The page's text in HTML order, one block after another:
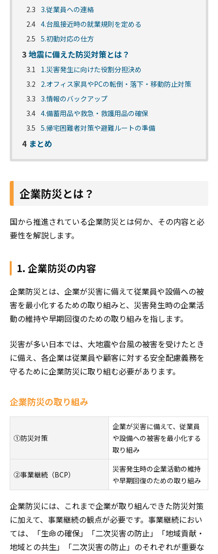
2.3 3.従業員への連絡
2.4 4.台風接近時の就業規則を定める
2.5 5.初動対応の仕方
3 地震に備えた防災対策とは？
3.1
1.災害発生に向けた役割分担決め
3.2
2.オフィス家具やPCの転倒・落下・移動防止対策
3.3 3.情報のバックアップ
3.4 4.備蓄用品や救急・救護用品の確保
3.5 5.帰宅困難者対策や避難ルートの準備
4 まとめ
企業防災とは？
国から推進されている企業防災とは何か、その内容と必
要性を解説します。
1. 企業防災の内容
企業防災とは、企業が災害に備えて従業員や設備への被
害を最小化するための取り組みと、災害発生時の企業活
動の維持や早期回復のための取り組みを指します。
災害が多い日本では、大地震や台風の被害を受けたとき
に備え、各企業は従業員や顧客に対する安全配慮義務を
守るために企業防災に取り組む必要があります。
企業防災の取り組み
①防災対策
企業が災害に備えて、従業員
や設備への被害を最小化する
取り組み
②事業継続（BCP）
災害発生時の企業活動の維持
や早期回復のための取り組み
企業防災には、これまで企業が取り組んできた防災対策
に加えて、事業継続の観点が必要です。事業継続におい
ては、「生命の確保」「二次災害の防止」「地域貢献・
地域との共生」「二次災害の防止」のそれぞれが重要な